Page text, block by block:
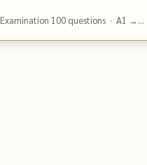
Examination 100 questions · A1 →...